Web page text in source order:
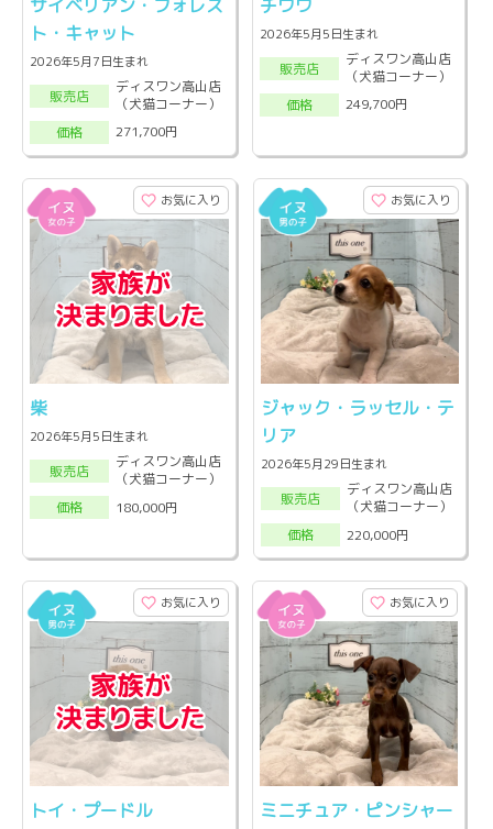
サイベリアン・フォレス
ト・キャット
2026年5月7日生まれ
販売店
ディスワン高山店
（犬猫コーナー）
価格
271,700円
チワワ
2026年5月5日生まれ
販売店
ディスワン高山店
（犬猫コーナー）
価格
249,700円
お気に入り
柴
2026年5月5日生まれ
販売店
ディスワン高山店
（犬猫コーナー）
価格
180,000円
お気に入り
ジャック・ラッセル・テ
リア
2026年5月29日生まれ
販売店
ディスワン高山店
（犬猫コーナー）
価格
220,000円
お気に入り
トイ・プードル
お気に入り
ミニチュア・ピンシャー